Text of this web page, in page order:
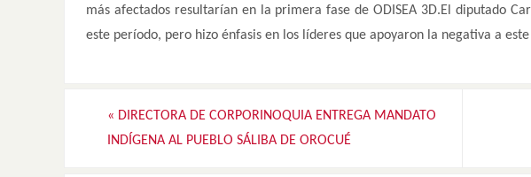
más afectados resultarían en la primera fase de ODISEA 3D.El diputado
este período, pero hizo énfasis en los líderes que apoyaron la negativa a
« DIRECTORA DE CORPORINOQUIA ENTREGA MANDATO
INDÍGENA AL PUEBLO SÁLIBA DE OROCUÉ